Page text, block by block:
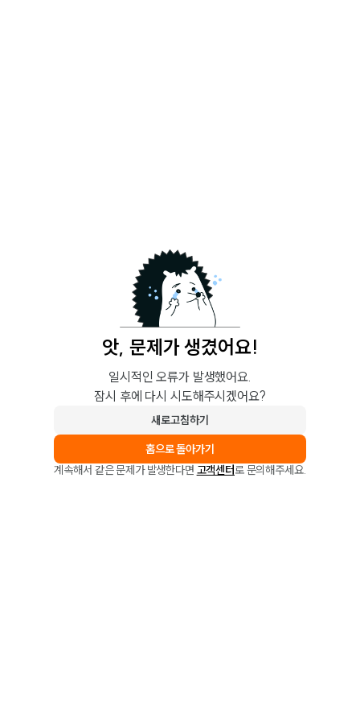
앗, 문제가 생겼어요!
일시적인 오류가 발생했어요.
잠시 후에 다시 시도해주시겠어요?
새로고침하기
홈으로 돌아가기
계속해서 같은 문제가 발생한다면 고객센터로 문의해주세요.